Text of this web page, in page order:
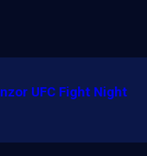
UFC Fight Night